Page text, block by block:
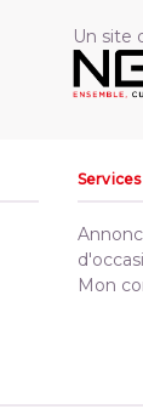
Un site
Services
Mon